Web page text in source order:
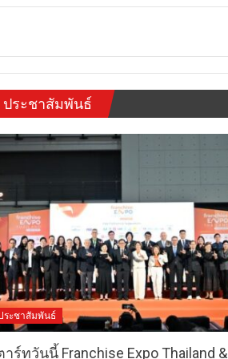
ประชาสัมพันธ์
ระชาสัมพันธ์
าร์ทวันนี้ Franchise Expo Thailand &